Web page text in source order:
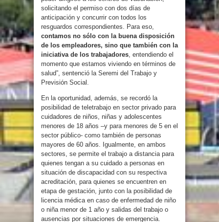
solicitando el permiso con dos días de
anticipación y concurrir con todos los
resguardos correspondientes. Para eso,
contamos no sólo con la buena disposición
de los empleadores, sino que también con la
iniciativa de los trabajadores, entendiendo el
momento que estamos viviendo en términos de
salud”, sentenció la Seremi del Trabajo y
Previsión Social.
En la oportunidad, además, se recordó la
posibilidad de teletrabajo en sector privado para
cuidadores de niños, niñas y adolescentes
menores de 18 años –y para menores de 5 en el
sector público- como también de personas
mayores de 60 años. Igualmente, en ambos
sectores, se permite el trabajo a distancia para
quienes tengan a su cuidado a personas en
situación de discapacidad con su respectiva
acreditación, para quienes se encuentren en
etapa de gestación, junto con la posibilidad de
licencia médica en caso de enfermedad de niño
o niña menor de 1 año y salidas del trabajo o
ausencias por situaciones de emergencia.